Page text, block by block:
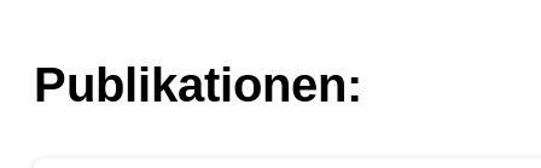
Publikationen: